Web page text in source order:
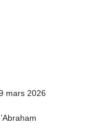
mars 2026